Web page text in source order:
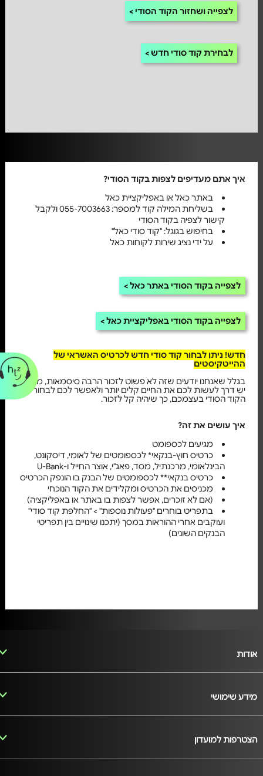
לצפייה ושחזור הקוד הסודי
לבחירת קוד סודי חדש
איך אתם מעדיפים לצפות בקוד הסודי?
באתר כאל או באפליקציית כאל
בשליחת המילה קוד למספר: 055-7003663 ולקבל
קישור לצפיה בקוד הסודי
בחיפוש בגוגל: "קוד סודי כאל"
על ידי נציג שירות לקוחות כאל
לצפייה בקוד הסודי באתר כאל
לצפייה בקוד הסודי באפליקציית כאל
חדש! ניתן לבחור קוד סודי חדש לכרטיס האשראי של
ההייטקיסטים
בגלל שאנחנו יודעים שזה לא פשוט לזכור הרבה סיסמאות, מהיום
יש דרך לעשות לכם את החיים קלים יותר ולאפשר לכם לבחור את
הקוד הסודי בעצמכם, כך שיהיה קל לזכור.
איך עושים את זה?
מגיעים לכספומט
כרטיס חוץ-בנקאי* לכספומטים של לאומי, דיסקונט,
הבינלאומי, מרכנתיל, מסד, פאג"י, אוצר החייל ו-U-Bank
כרטיס בנקאי** לכספומטים של הבנק בו הונפק הכרטיס
מכניסים את הכרטיס ומקלידים את הקוד הנוכחי
(אם לא זוכרים, אפשר לצפות בו באתר או באפליקציה)
בתפריט בוחרים "פעולות נוספות" > "החלפת קוד סודי"
ועוקבים אחרי ההוראות במסך (יתכנו שינויים בין תפריטי
הבנקים השונים)
אודות
מידע שימושי
הצטרפות למועדון